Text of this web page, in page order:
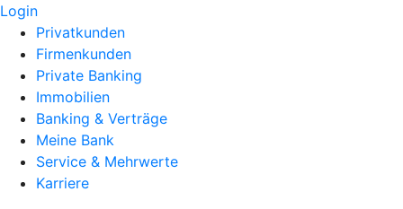
Login
Privatkunden
Firmenkunden
Private Banking
Immobilien
Banking & Verträge
Meine Bank
Service & Mehrwerte
Karriere